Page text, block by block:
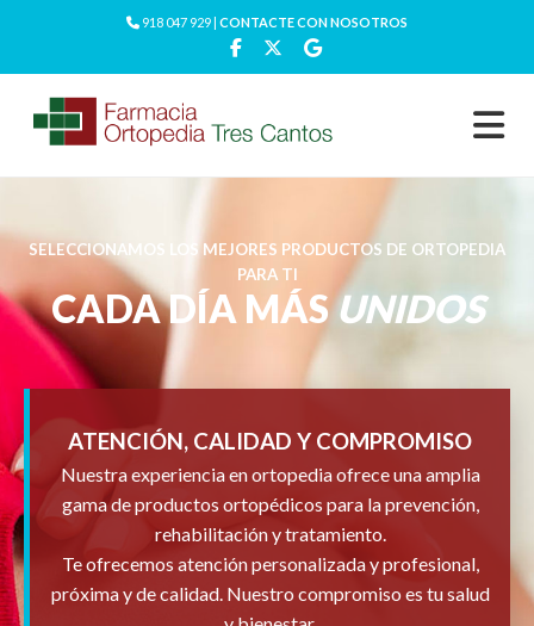
918 047 929 | CONTACTE CON NOSOTROS
SELECCIONAMOS LOS MEJORES PRODUCTOS DE ORTOPEDIA
PARA TI
CADA DÍA MÁSUNIDOS
ATENCIÓN, CALIDAD Y COMPROMISO
Nuestra experiencia en ortopedia ofrece una amplia
gama de productos ortopédicos para la prevención,
rehabilitación y tratamiento.
Te ofrecemos atención personalizada y profesional,
próxima y de calidad. Nuestro compromiso es tu salud